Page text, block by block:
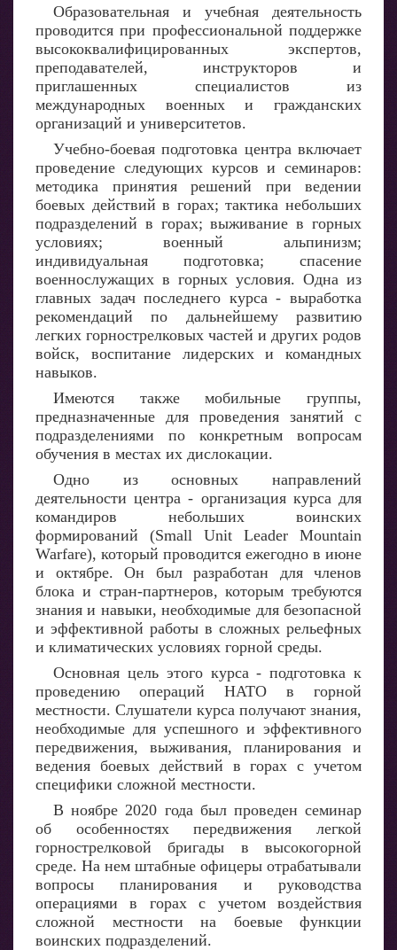
Образовательная и учебная деятельность
проводится при профессиональной поддержке
высококвалифицированных экспертов,
преподавателей, инструкторов и
приглашенных специалистов из
международных военных и гражданских
организаций и университетов.
Учебно-боевая подготовка центра включает
проведение следующих курсов и семинаров:
методика принятия решений при ведении
боевых действий в горах; тактика небольших
подразделений в горах; выживание в горных
условиях; военный альпинизм;
индивидуальная подготовка; спасение
военнослужащих в горных условия. Одна из
главных задач последнего курса - выработка
рекомендаций по дальнейшему развитию
легких горнострелковых частей и других родов
войск, воспитание лидерских и командных
навыков.
Имеются также мобильные группы,
предназначенные для проведения занятий с
подразделениями по конкретным вопросам
обучения в местах их дислокации.
Одно из основных направлений
деятельности центра - организация курса для
командиров небольших воинских
формирований (Small Unit Leader Mountain
Warfare), который проводится ежегодно в июне
и октябре. Он был разработан для членов
блока и стран-партнеров, которым требуются
знания и навыки, необходимые для безопасной
и эффективной работы в сложных рельефных
и климатических условиях горной среды.
Основная цель этого курса - подготовка к
проведению операций НАТО в горной
местности. Слушатели курса получают знания,
необходимые для успешного и эффективного
передвижения, выживания, планирования и
ведения боевых действий в горах с учетом
специфики сложной местности.
В ноябре 2020 года был проведен семинар
об особенностях передвижения легкой
горнострелковой бригады в высокогорной
среде. На нем штабные офицеры отрабатывали
вопросы планирования и руководства
операциями в горах с учетом воздействия
сложной местности на боевые функции
воинских подразделений.